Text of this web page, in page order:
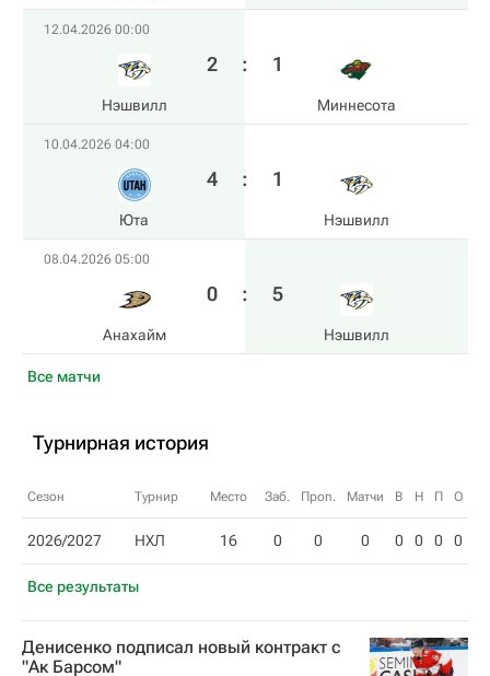
Все матчи
12.04.2026 00:00
Нэшвилл
2 : 1
Миннесота
10.04.2026 04:00
Юта
4 : 1
Нэшвилл
08.04.2026 05:00
Анахайм
0 : 5
Нэшвилл
Турнирная история
Сезон Турнир Место Заб. Проп. Матчи В Н П О
2026/2027 НХЛ 16 0 0 0 0 0 0 0
Все результаты
Денисенко подписал новый контракт с
"Ак Барсом"